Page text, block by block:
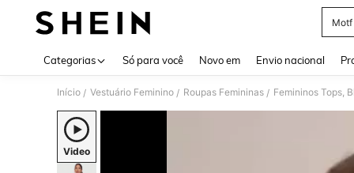
Motf
Categorias Só para você Novo em Envio nacional
Início / Vestuário Feminino / Roupas Femininas / Femininos Tops,
Video